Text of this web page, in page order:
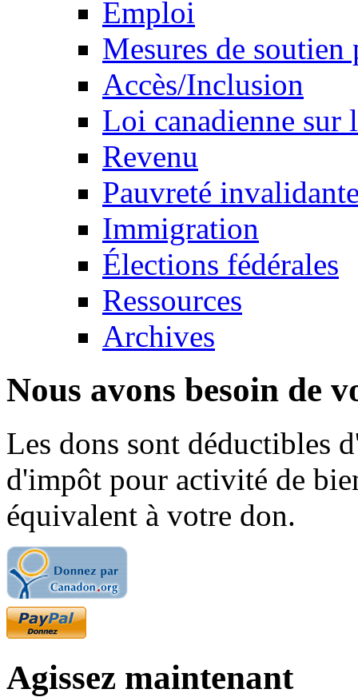
Emploi
Mesures de soutien
Accès/Inclusion
Loi canadienne sur
Revenu
Pauvreté
Immigration
Élections fédérales
Ressources
Archives
Nous avons besoin de
Les dons sont déductibles
d'impôt pour activité de
équivalent à votre don.
Agissez maintenant